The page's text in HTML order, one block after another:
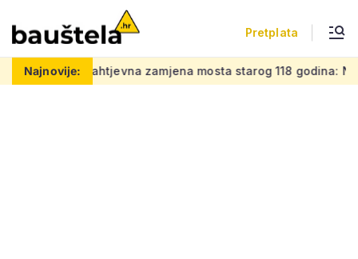
Pretplata
Najnovije:Zahtjevna zamjena mosta starog 118 godina: Novi